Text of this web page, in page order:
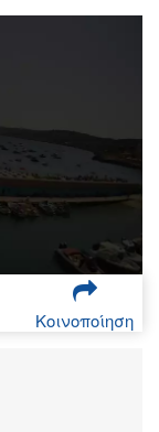
Κοινοποίηση